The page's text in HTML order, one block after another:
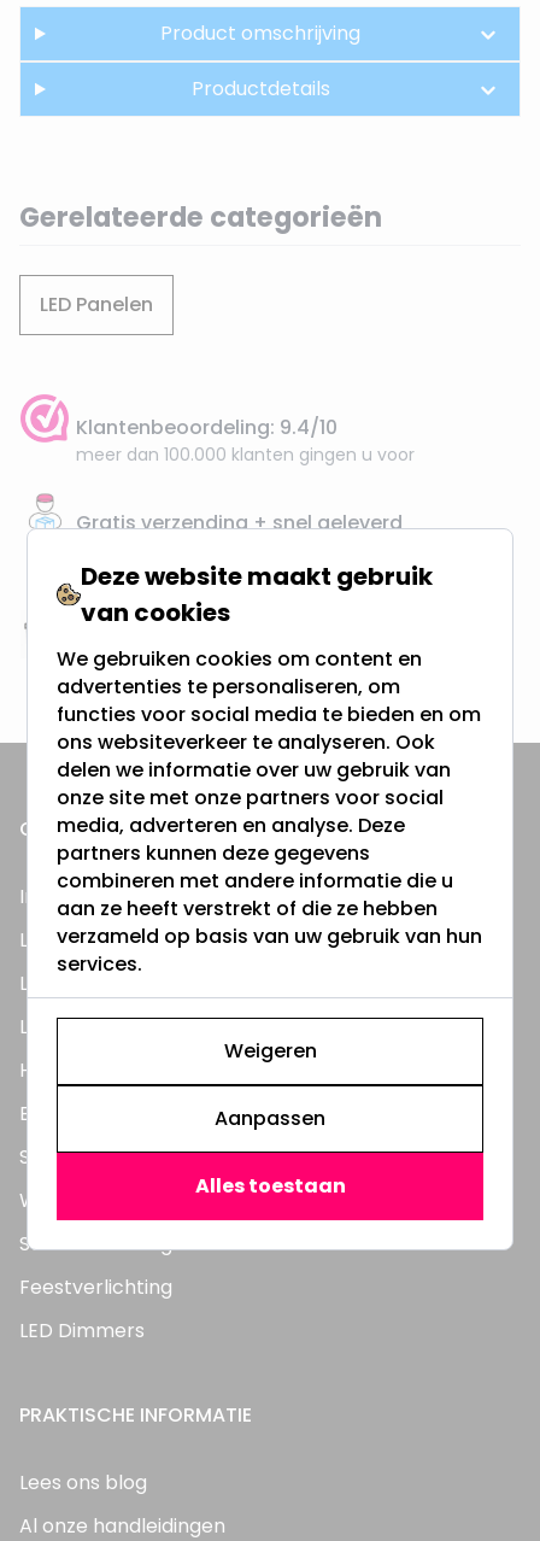
Product omschrijving
Productdetails
Gerelateerde categorieën
LED Panelen
Klantenbeoordeling: 9.4/10
meer dan 100.000 klanten gingen u voor
Gratis verzending + snel geleverd
& 100 dagen recht op retour
3000m2 - 60.000+ Producten
ONZE PRODUCTEN
Inbouwspots
LED Lampen
LED TL Buizen
LED Panelen
Highbay's / Ufo's
Bouwlampen
Straatlampen
Wandlampen
Solar verlichting
Feestverlichting
LED Dimmers
PRAKTISCHE INFORMATIE
Lees ons blog
Al onze handleidingen
Deze website maakt gebruik
van cookies
We gebruiken cookies om content en
advertenties te personaliseren, om
functies voor social media te bieden en om
ons websiteverkeer te analyseren. Ook
delen we informatie over uw gebruik van
onze site met onze partners voor social
media, adverteren en analyse. Deze
partners kunnen deze gegevens
combineren met andere informatie die u
aan ze heeft verstrekt of die ze hebben
verzameld op basis van uw gebruik van hun
services.
Weigeren
Aanpassen
Alles toestaan